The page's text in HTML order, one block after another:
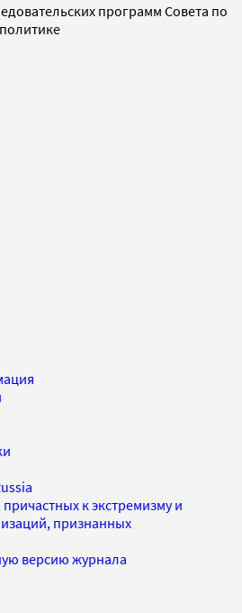
программ Совета по
к экстремизму и
признанных
версию журнала